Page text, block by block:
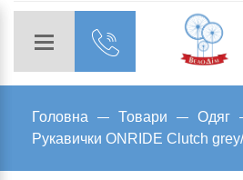
Головна Товари Одяг
Рукавички ONRIDE Clutch